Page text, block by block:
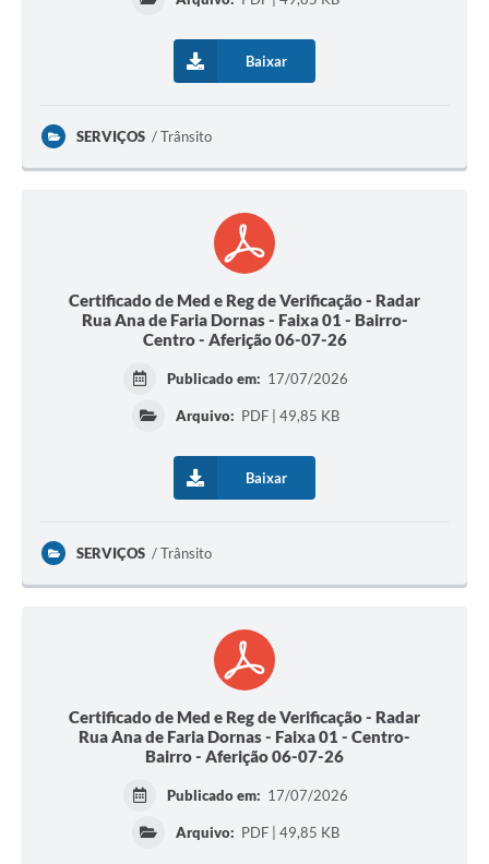
Baixar
SERVIÇOS Trânsito
Certificado de Med e Reg de Verificação - Radar
Rua Ana de Faria Dornas - Faixa 01 - Bairro-
Centro - Aferição 06-07-26
Publicado em: 17/07/2026
Arquivo: PDF | 49,85 KB
Baixar
SERVIÇOS Trânsito
Certificado de Med e Reg de Verificação - Radar
Rua Ana de Faria Dornas - Faixa 01 - Centro-
Bairro - Aferição 06-07-26
Publicado em: 17/07/2026
Arquivo: PDF | 49,85 KB